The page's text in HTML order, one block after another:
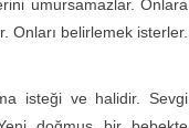
umursamazlar. Onlara
Onları belirlemek isterler.
isteği ve halidir. Sevgi